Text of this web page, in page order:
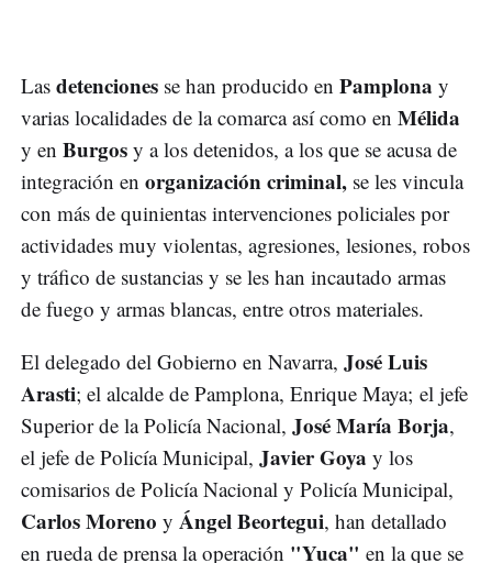
Las detenciones se han producido en Pamplona y
varias localidades de la comarca así como en Mélida
y en Burgos y a los detenidos, a los que se acusa de
integración en organización criminal, se les vincula
con más de quinientas intervenciones policiales por
actividades muy violentas, agresiones, lesiones, robos
y tráfico de sustancias y se les han incautado armas
de fuego y armas blancas, entre otros materiales.
El delegado del Gobierno en Navarra, José Luis
Arasti; el alcalde de Pamplona, Enrique Maya; el jefe
Superior de la Policía Nacional, José María Borja,
el jefe de Policía Municipal, Javier Goya y los
comisarios de Policía Nacional y Policía Municipal,
Carlos Moreno y Ángel Beortegui, han detallado
en rueda de prensa la operación "Yuca" en la que se